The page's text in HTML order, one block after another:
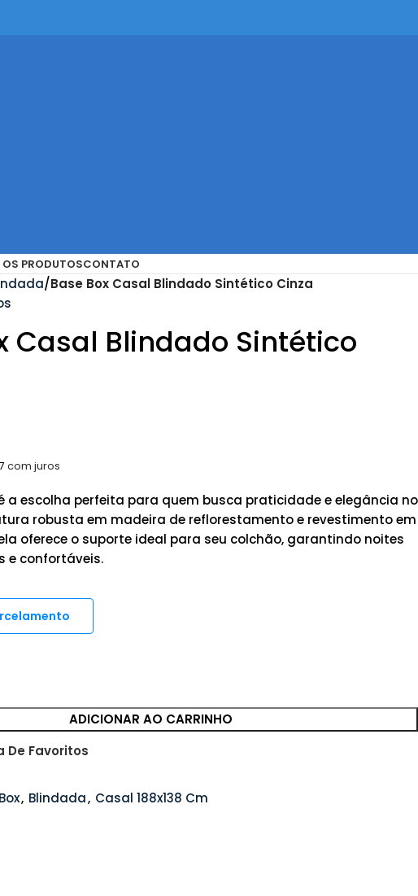
PRODUTOSCONTATO
Base Box Casal Blindado Sintético Cinza
Casal Blindado Sintético
com juros
a escolha perfeita para quem busca praticidade e elegância no
robusta em madeira de reflorestamento e revestimento em
oferece o suporte ideal para seu colchão, garantindo noites
e confortáveis.
ADICIONAR AO CARRINHO
De Favoritos
, Blindada, Casal 188x138 Cm